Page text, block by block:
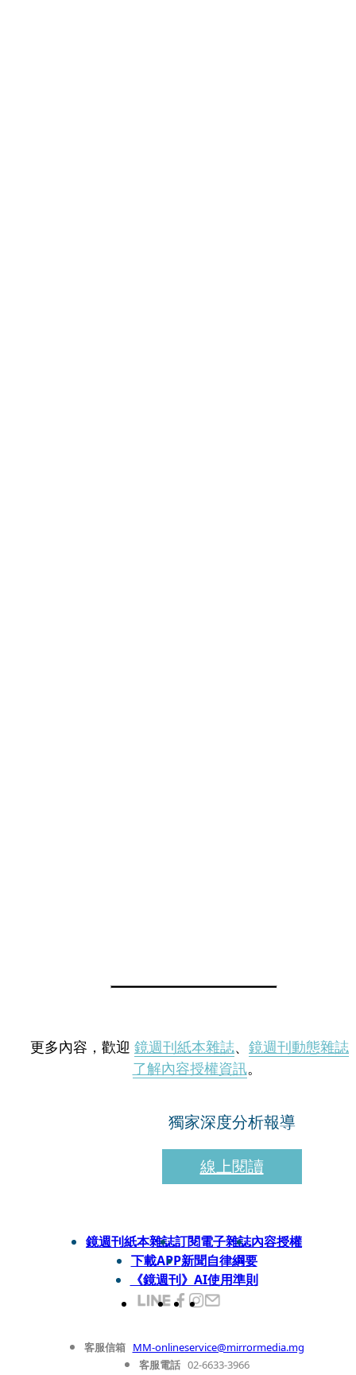
更多內容，歡迎 鏡週刊紙本雜誌、 鏡週刊動態雜誌
了解內容授權資訊。
獨家深度分析報導
線上閱讀
鏡週刊紙本雜誌訂閱電子雜誌內容授權
下載APP新聞自律綱要
《鏡週刊》AI使用準則
客服信箱 MM-onlineservice@mirrormedia.mg
客服電話 02-6633-3966